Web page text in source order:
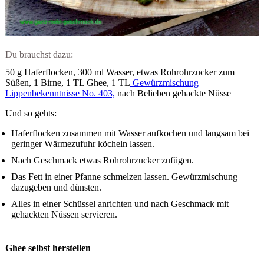
Du brauchst dazu:
50 g Haferflocken, 300 ml Wasser, etwas Rohrohrzucker zum
Süßen, 1 Birne, 1 TL Ghee, 1 TL Gewürzmischung
Lippenbekenntnisse No. 403, nach Belieben gehackte Nüsse
Und so gehts:
Haferflocken zusammen mit Wasser aufkochen und langsam bei
geringer Wärmezufuhr köcheln lassen.
Nach Geschmack etwas Rohrohrzucker zufügen.
Das Fett in einer Pfanne schmelzen lassen. Gewürzmischung
dazugeben und dünsten.
Alles in einer Schüssel anrichten und nach Geschmack mit
gehackten Nüssen servieren.
Ghee selbst herstellen